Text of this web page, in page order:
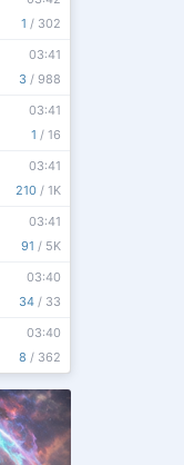
1 / 302
3 / 988
03:41
1 / 16
03:41
210 / 1K
03:41
91 / 5K
03:41
34 / 33
03:40
8 / 362
03:40